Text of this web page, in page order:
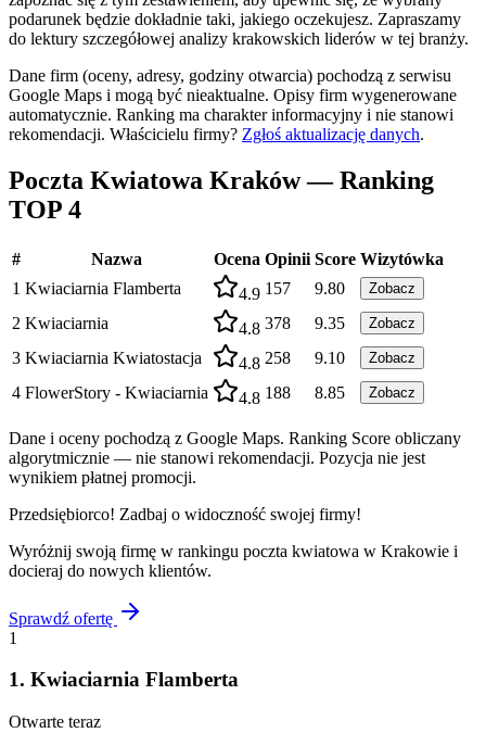
podarunek będzie dokładnie taki, jakiego oczekujesz. Zapraszamy
do lektury szczegółowej analizy krakowskich liderów w tej branży.
Dane firm (oceny, adresy, godziny otwarcia) pochodzą z serwisu
Google Maps i mogą być nieaktualne. Opisy firm wygenerowane
automatycznie. Ranking ma charakter informacyjny i nie stanowi
rekomendacji. Właścicielu firmy? Zgłoś aktualizację danych.
Poczta Kwiatowa Kraków — Ranking
TOP 4
# Nazwa Ocena Opinii Score Wizytówka
1 Kwiaciarnia Flamberta 4.9 157 9.80 Zobacz
2 Kwiaciarnia 4.8 378 9.35 Zobacz
3 Kwiaciarnia Kwiatostacja 4.8 258 9.10 Zobacz
4 FlowerStory - Kwiaciarnia 4.8 188 8.85 Zobacz
Dane i oceny pochodzą z Google Maps. Ranking Score obliczany
algorytmicznie — nie stanowi rekomendacji. Pozycja nie jest
wynikiem płatnej promocji.
Przedsiębiorco! Zadbaj o widoczność swojej firmy!
Wyróżnij swoją firmę w rankingu poczta kwiatowa w Krakowie i
docieraj do nowych klientów.
Sprawdź ofertę
1
1. Kwiaciarnia Flamberta
Otwarte teraz